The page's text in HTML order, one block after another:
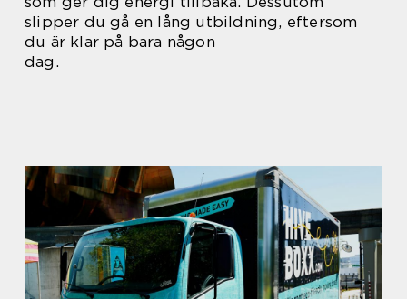
slipper du gå en lång utbildning, eftersom
du är klar på bara någon
dag.